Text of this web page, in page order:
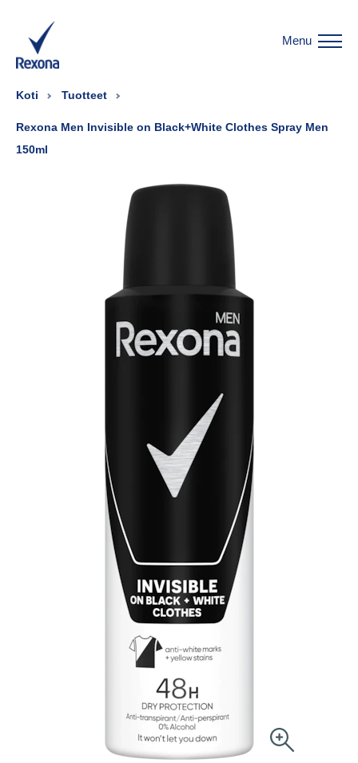
Menu
Koti Tuotteet
Rexona Men Invisible on Black+White Clothes Spray Men
150ml